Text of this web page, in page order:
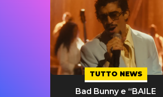
TUTTO NEWS
Bad Bunny e “BAILE